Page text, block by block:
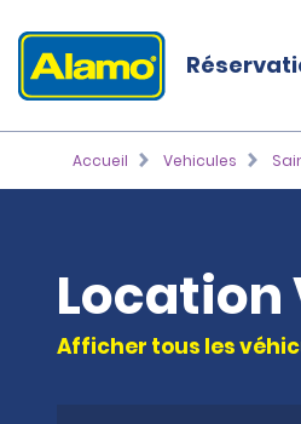
Accueil Vehicules
Location
Afficher tous les